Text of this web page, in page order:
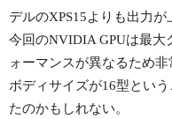
デルのXPS15よりも出力が
今回のNVIDIA GPUは最大
ォーマンスが異なるため
ボディサイズが16型とい
たのかもしれない。